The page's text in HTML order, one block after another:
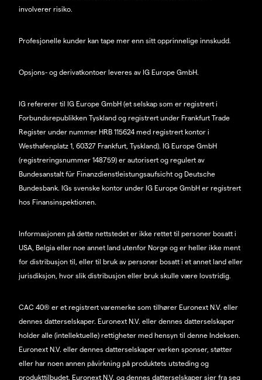
involverer risiko.
Profesjonelle kunder kan tape mer enn sitt opprinnelige innskudd.
Opsjons- og derivatkontoer leveres av IG Europe GmbH.
IG refererer til IG Europe GmbH (et selskap som er registrert i
Forbundsrepublikken Tyskland og registrert under Frankfurt Trade
Register under nummer HRB 115624 med registrert kontor i
Westhafenplatz 1, 60327 Frankfurt, Tyskland). IG Europe GmbH
(registreringsnummer 148759) er autorisert og regulert av
Bundesanstalt für Finanzdienstleistungsaufsicht og Deutsche
Bundesbank. IGs svenske kontor under IG Europe GmbH er registrert
hos Finansinspektionen.
Informasjonen på dette nettstedet er ikke rettet til personer bosatt i
USA, Belgia eller noe annet land utenfor Norge og er heller ikke ment
for distribusjon til, eller til bruk av personer bosatt i et annet land eller
jurisdiksjon, hvor slik distribusjon eller bruk skulle være lovstridig.
CAC 40® er et registrert varemerke som tilhører Euronext N.V. eller
dennes datterselskaper. Euronext N.V. eller dennes datterselskaper
holder alle (intellektuelle) rettigheter med hensyn til denne Indeksen.
Euronext N.V. eller dennes datterselskaper verken sponser, støtter
eller har noen annen påvirkning på produktets utsteding og
produkttilbudet. Euronext N.V. og dennes datterselskaper sier fra seg